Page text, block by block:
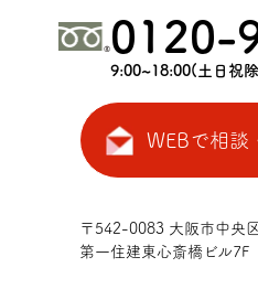
0120-
9:00~18:00(土日祝
WEBで相談
〒542-0083 大阪市中央
第一住建東心斎橋ビル7F